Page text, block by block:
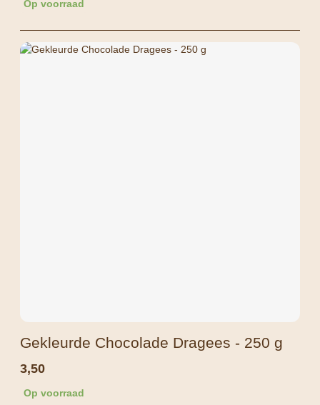
Op voorraad
Gekleurde Chocolade Dragees - 250 g
3,50
Op voorraad